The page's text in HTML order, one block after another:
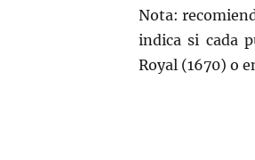
Nota:
indica si cada
Royal (1670) o